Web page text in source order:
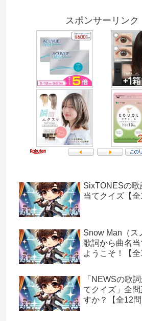
スポンサーリンク
SixTONESの歌
当てクイズ【全
Snow Man（ス
歌詞から曲名
ようこそ！【全
「NEWSの歌
てクイズ」全問
すか？【全12問